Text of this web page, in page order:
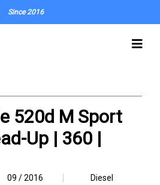
Since 2016
520d M Sport
Up | 360 |
09 / 2016
Diesel